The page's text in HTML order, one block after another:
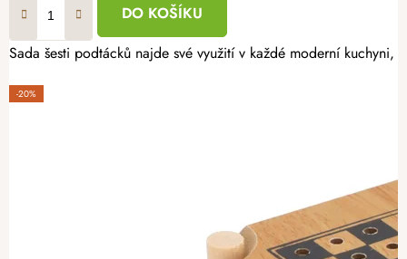
DO KOŠÍKU
Sada šesti podtácků najde své využití v každé moderní
-20%